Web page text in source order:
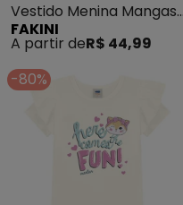
Vestido Menina Mangas
Curtas (Bege)
FAKINI
A partir deR$ 44,99
-80%